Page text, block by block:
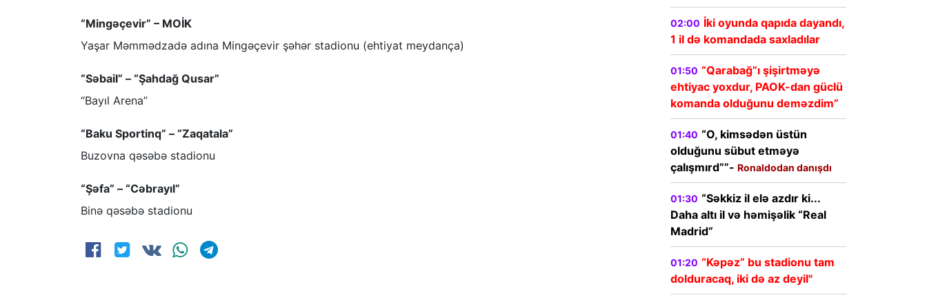
“Mingəçevir” – MOİK
Yaşar Məmmədzadə adına Mingəçevir şəhər stadionu (ehtiyat meydança)
“Səbail” – “Şahdağ Qusar”
“Bayıl Arena”
“Baku Sportinq” – “Zaqatala”
Buzovna qəsəbə stadionu
“Şəfa” – “Cəbrayıl”
Binə qəsəbə stadionu
02:00 İki oyunda qapıda dayandı,
1 il də komandada saxladılar
01:50 “Qarabağ”ı şişirtməyə
ehtiyac yoxdur, PAOK-dan güclü
komanda olduğunu deməzdim”
01:40 “O, kimsədən üstün
olduğunu sübut etməyə
çalışmırd””- Ronaldodan danışdı
01:30 “Səkkiz il elə azdır ki...
Daha altı il və həmişəlik “Real
Madrid”
01:20 “Kəpəz” bu stadionu tam
dolduracaq, iki də az deyil"